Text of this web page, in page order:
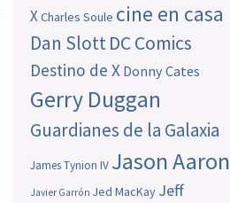
XCharles Soule cine en casa
Dan SlottDC Comics
Destino de X Donny Cates
Gerry Duggan
Guardianes de la Galaxia
James Tynion IV Jason Aaron
Javier Garrón Jed MacKay Jeff